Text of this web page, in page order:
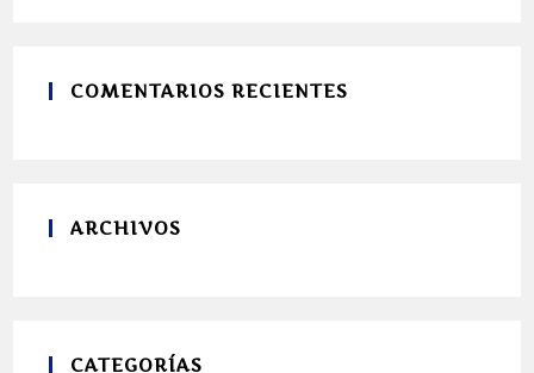
COMENTARIOS RECIENTES
ARCHIVOS
CATEGORÍAS